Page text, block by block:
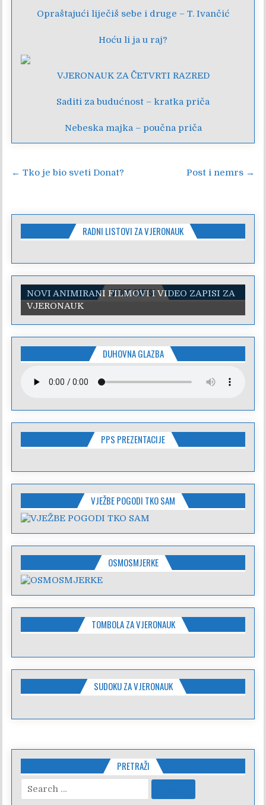
Opraštajući liječiš sebe i druge – T. Ivančić
Hoću li ja u raj?
VJERONAUK ZA ČETVRTI RAZRED
Saditi za budućnost – kratka priča
Nebeska majka – poučna priča
Navigacija
← Tko je bio sveti Donat? Post i nemrs →
RADNI LISTOVI ZA VJERONAUK
VIDEO ZAPISI
NOVI ANIMIRANI FILMOVI I VIDEO ZAPISI ZA
VJERONAUK
DUHOVNA GLAZBA
PPS PREZENTACIJE
VJEŽBE POGODI TKO SAM
OSMOSMJERKE
TOMBOLA ZA VJERONAUK
SUDOKU ZA VJERONAUK
PRETRAŽI
Search
for: